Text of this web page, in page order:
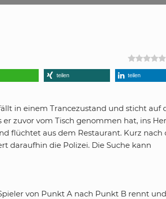
teilen teilen
in einem Trancezustand und sticht auf
zuvor vom Tisch genommen hat, ins
flüchtet aus dem Restaurant. Kurz nach
daraufhin die Polizei. Die Suche kann
von Punkt A nach Punkt B rennt und